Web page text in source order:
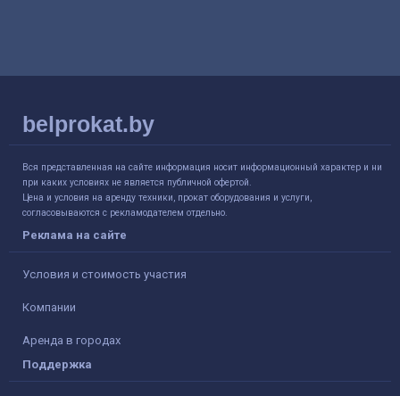
belprokat.by
Вся представленная на сайте информация носит информационный характер и ни
при каких условиях не является публичной офертой.
Цена и условия на аренду техники, прокат оборудования и услуги,
согласовываются с рекламодателем отдельно.
Реклама на сайте
Условия и стоимость участия
Компании
Аренда в городах
Поддержка